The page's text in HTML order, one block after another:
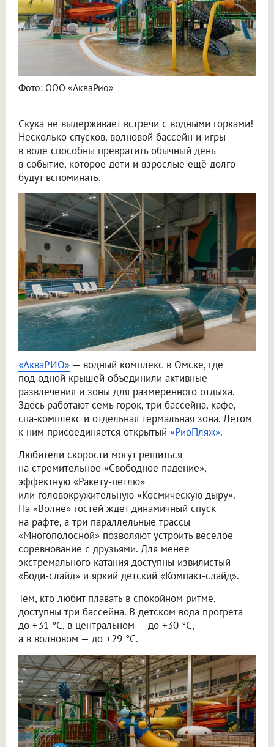
Фото: ООО «АкваРио»
Скука не выдерживает встречи с водными горками!
Несколько спусков, волновой бассейн и игры
в воде способны превратить обычный день
в событие, которое дети и взрослые ещё долго
будут вспоминать.
«АкваРИО» — водный комплекс в Омске, где
под одной крышей объединили активные
развлечения и зоны для размеренного отдыха.
Здесь работают семь горок, три бассейна, кафе,
спа-комплекс и отдельная термальная зона. Летом
к ним присоединяется открытый «РиоПляж».
Любители скорости могут решиться
на стремительное «Свободное падение»,
эффектную «Ракету-петлю»
или головокружительную «Космическую дыру».
На «Волне» гостей ждёт динамичный спуск
на рафте, а три параллельные трассы
«Многополосной» позволяют устроить весёлое
соревнование с друзьями. Для менее
экстремального катания доступны извилистый
«Боди-слайд» и яркий детский «Компакт-слайд».
Тем, кто любит плавать в спокойном ритме,
доступны три бассейна. В детском вода прогрета
до +31 °C, в центральном — до +30 °C,
а в волновом — до +29 °C.